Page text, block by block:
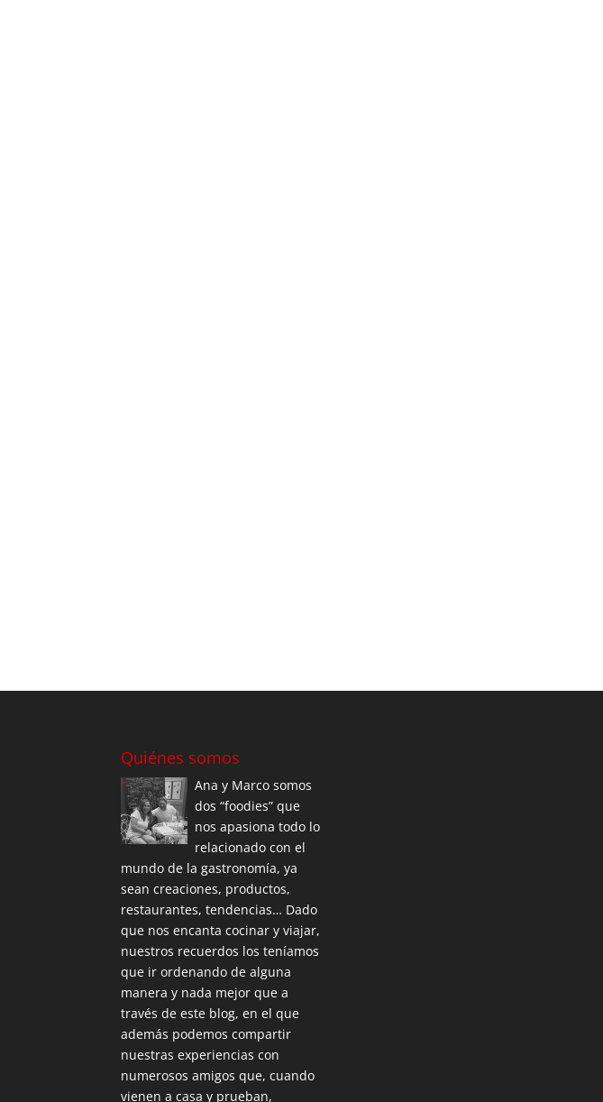
Quiénes somos
Ana y Marco somos
dos “foodies” que
nos apasiona todo lo
relacionado con el
mundo de la gastronomía, ya
sean creaciones, productos,
restaurantes, tendencias… Dado
que nos encanta cocinar y viajar,
nuestros recuerdos los teníamos
que ir ordenando de alguna
manera y nada mejor que a
través de este blog, en el que
además podemos compartir
nuestras experiencias con
numerosos amigos que, cuando
vienen a casa y prueban,